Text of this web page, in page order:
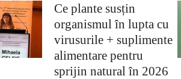
Ce plante susțin
organismul în lupta cu
virusurile + suplimente
alimentare pentru
sprijin natural în 2026